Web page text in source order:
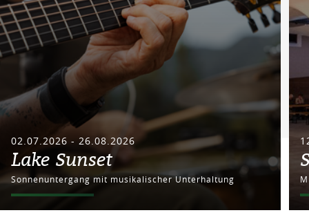
02.07.2026 - 26.08.2026
Lake Sunset
Sonnenuntergang mit musikalischer Unterhaltung